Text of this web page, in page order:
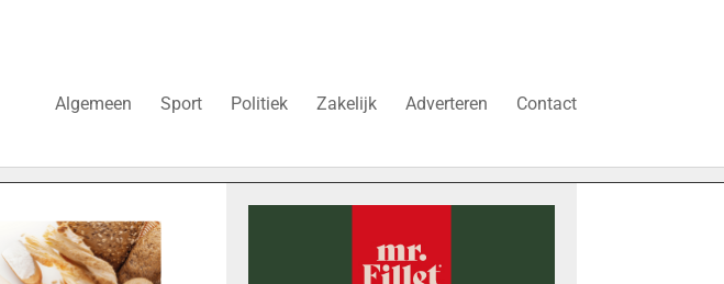
Algemeen Sport Politiek Zakelijk Adverteren Contact